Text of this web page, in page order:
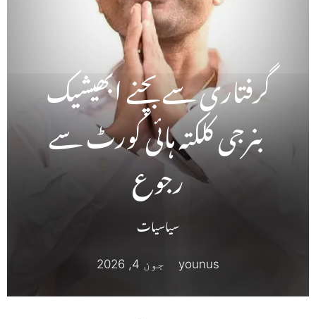
گرفتاری سے بچنے ابھیشیک
بنرجی کلکتہ ہائی کورٹ سے
رجوع
سیاسیات
younus جون 4, 2026